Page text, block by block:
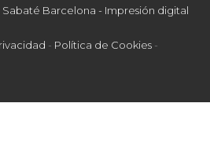
Sabaté Barcelona - Impresión digital
- Política de Cookies -